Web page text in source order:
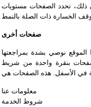
ذلك، تحدد الصفحات مستويات
صفحات أخرى
نوصي بشدة بمراجعتها
بنقرة واحدة من شريط
معلومات عنا
شروط الخدمة